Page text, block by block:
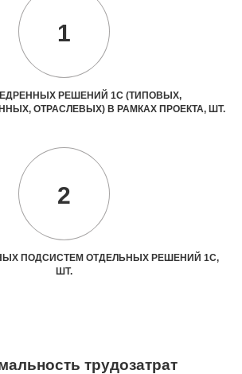
1
РЕШЕНИЙ 1С (ТИПОВЫХ,
ОТРАСЛЕВЫХ) В РАМКАХ ПРОЕКТА, ШТ.
2
ПОДСИСТЕМ ОТДЕЛЬНЫХ РЕШЕНИЙ 1С,
ШТ.
трудозатрат